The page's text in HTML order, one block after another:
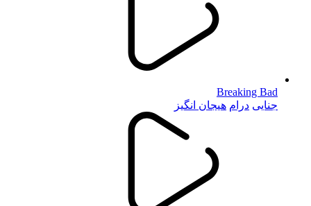
Breaking Bad
جنایی درام هیجان انگیز